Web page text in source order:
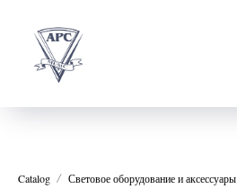
Catalog Световое оборудование и аксессуары